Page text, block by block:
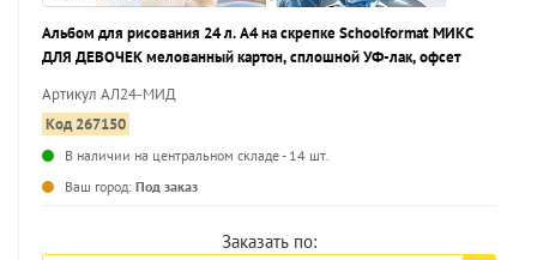
Альбом для рисования 24 л. А4 на скрепке Schoolformat МИКС
ДЛЯ ДЕВОЧЕК мелованный картон, сплошной УФ-лак, офсет
Артикул АЛ24-МИД
Код 267150
В наличии на центральном складе - 14 шт.
Ваш город: Под заказ
Заказать по: